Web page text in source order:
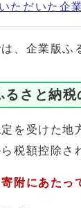
ただいた企
は、企業版ふ
るさと納税
を受けた地
税額控除さ
附にあたっ